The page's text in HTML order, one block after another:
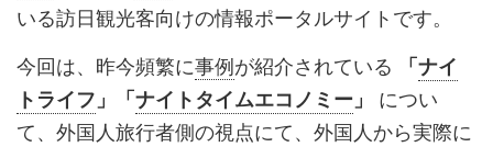
いる訪日観光客向けの情報ポータルサイトです。
今回は、昨今頻繁に事例が紹介されている 「ナイ
トライフ 」「ナイトタイムエコノミー 」
につい
て、外国人旅行者側の視点にて、外国人から実際に